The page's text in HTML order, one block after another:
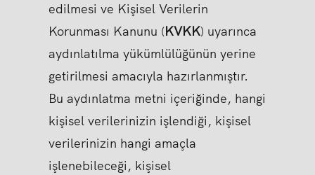
edilmesi ve Kişisel Verilerin
Korunması Kanunu (KVKK) uyarınca
aydınlatılma yükümlülüğünün yerine
getirilmesi amacıyla hazırlanmıştır.
Bu aydınlatma metni içeriğinde, hangi
kişisel verilerinizin işlendiği, kişisel
verilerinizin hangi amaçla
işlenebileceği, kişisel